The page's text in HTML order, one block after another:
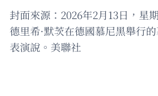
封面來源：2026年2月13日，星
德里希·默茨在德國慕尼黑舉行
表演說。美聯社